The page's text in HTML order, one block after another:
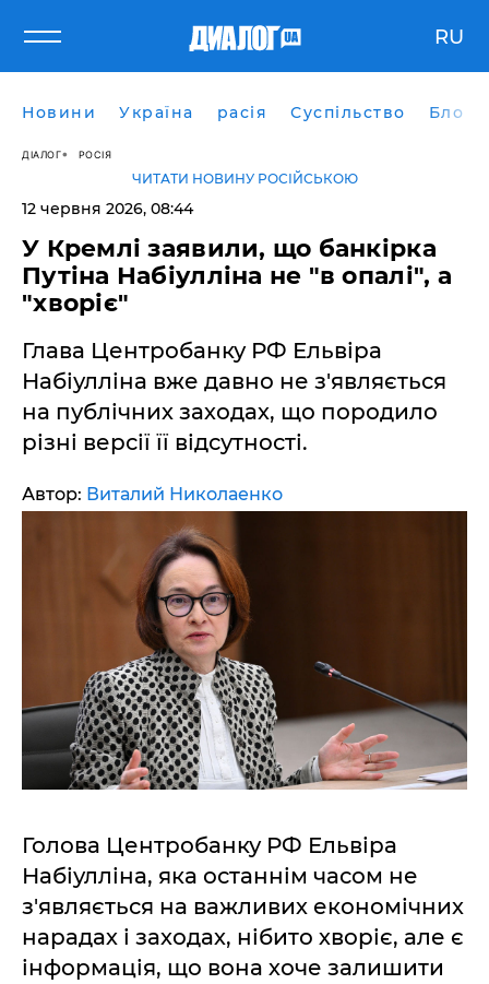
RU
Новини Україна расія Суспільство Блоги
ДІАЛОГ РОСІЯ
ЧИТАТИ НОВИНУ РОСІЙСЬКОЮ
12 червня 2026, 08:44
У Кремлі заявили, що банкірка
Путіна Набіулліна не "в опалі", а
"хворіє"
Глава Центробанку РФ Ельвіра
Набіулліна вже давно не з'являється
на публічних заходах, що породило
різні версії її відсутності.
Автор: Виталий Николаенко
Голова Центробанку РФ Ельвіра
Набіулліна, яка останнім часом не
з'являється на важливих економічних
нарадах і заходах, нібито хворіє, але є
інформація, що вона хоче залишити